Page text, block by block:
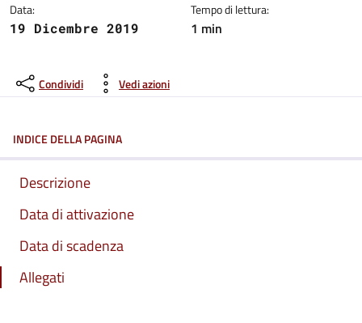
Data:
19 Dicembre 2019
Tempo di lettura:
1 min
Condividi Vedi azioni
INDICE DELLA PAGINA
Descrizione
Data di attivazione
Data di scadenza
Allegati